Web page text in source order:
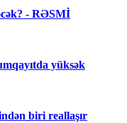
- RƏSMİ
yüksək
biri reallaşır